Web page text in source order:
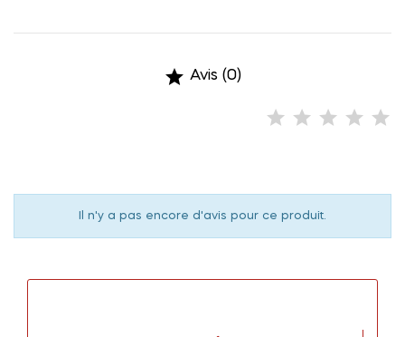
 Avis (0)
Il n'y a pas encore d'avis pour ce produit.